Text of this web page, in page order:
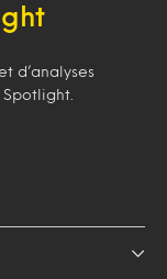
d’analyses